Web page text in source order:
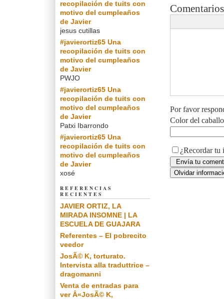
Por favor
Color del
¿Recordar tu
recopilación de tuits con
motivo del cumpleaños
de Javier
jesus cutillas
#javierortiz65 Una
recopilación de tuits con
motivo del cumpleaños
de Javier
PWJO
#javierortiz65 Una
recopilación de tuits con
motivo del cumpleaños
de Javier
Patxi Ibarrondo
#javierortiz65 Una
recopilación de tuits con
motivo del cumpleaños
de Javier
xosé
REFERENCIAS
RECIENTES
JAVIER ORTIZ, LA
MIRADA INSOMNE | LA
ESCUELA DE GUAJARA
Referentes – El pobrecito
veedor
JosÃ© K, torturato.
Intervista alla traduttrice –
dragomanni
Venta de entradas para
ver Â«JosÃ© K,